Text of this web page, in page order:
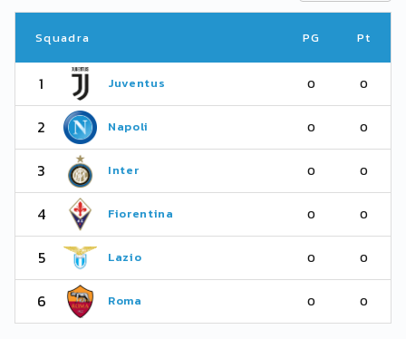
Squadra PG Pt
1 Juventus 0 0
2 Napoli 0 0
3 Inter 0 0
4 Fiorentina 0 0
5 Lazio 0 0
6 Roma 0 0